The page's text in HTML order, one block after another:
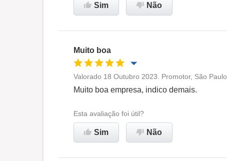
Recomenda esta empresa
Sim Não
Muito boa
Oportunidade de promoção
Ambiente de trabalho
Recomenda esta empresa
Valorado 18 Outubro 2023. Promotor, São Paulo
Muito boa empresa, indico demais.
Esta avaliação foi útil?
Sim Não